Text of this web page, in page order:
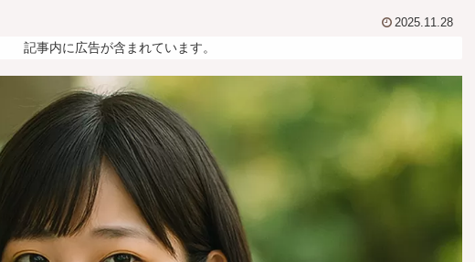
2025.11.28
記事内に広告が含まれています。